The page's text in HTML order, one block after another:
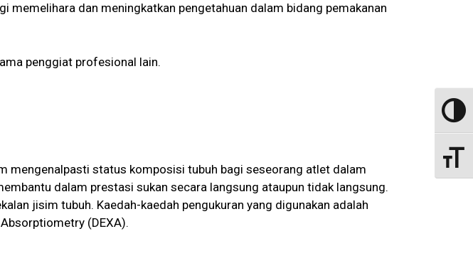
memelihara dan meningkatkan pengetahuan dalam bidang pemakanan
penggiat profesional lain.
mengenalpasti status komposisi tubuh bagi seseorang atlet dalam
dalam prestasi sukan secara langsung ataupun tidak langsung.
jisim tubuh. Kaedah-kaedah pengukuran yang digunakan adalah
(DEXA).